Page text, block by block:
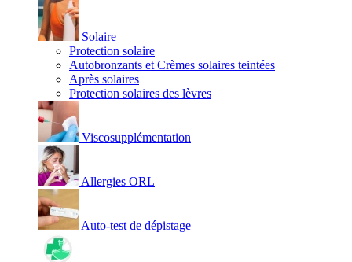
Solaire
Protection solaire
Autobronzants et Crèmes solaires teintées
Après solaires
Protection solaires des lèvres
Viscosupplémentation
Allergies ORL
Auto-test de dépistage